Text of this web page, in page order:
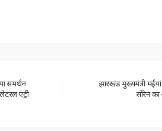
समर्थन
एंट्री
झारखंड मुख्यमंत्री
सोरेन